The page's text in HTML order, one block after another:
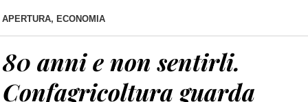
APERTURA, ECONOMIA
80 anni e non sentirli.
Confagricoltura guarda